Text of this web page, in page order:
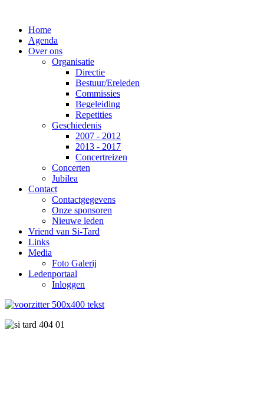
Home
Agenda
Over ons
Organisatie
Directie
Bestuur/Ereleden
Commissies
Begeleiding
Repetities
Geschiedenis
2007 - 2012
2013 - 2017
Concertreizen
Concerten
Jubilea
Contact
Contactgegevens
Onze sponsoren
Nieuwe leden
Vriend van Si-Tard
Links
Media
Foto Galerij
Ledenportaal
Inloggen